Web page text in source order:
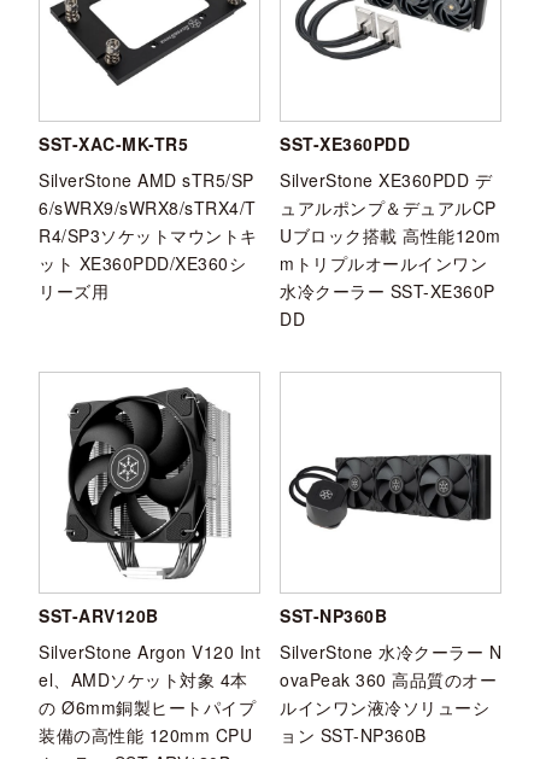
SST-XAC-MK-TR5
SilverStone AMD sTR5/SP
6/sWRX9/sWRX8/sTRX4/T
R4/SP3ソケットマウントキ
ット XE360PDD/XE360シ
リーズ用
SST-XE360PDD
SilverStone XE360PDD デ
ュアルポンプ＆デュアルCP
Uブロック搭載 高性能120m
mトリプルオールインワン
水冷クーラー SST-XE360P
DD
SST-ARV120B
SilverStone Argon V120 Int
el、AMDソケット対象 4本
の Ø6mm銅製ヒートパイプ
装備の高性能 120mm CPU
SST-NP360B
SilverStone 水冷クーラー N
ovaPeak 360 高品質のオー
ルインワン液冷ソリューシ
ョン SST-NP360B